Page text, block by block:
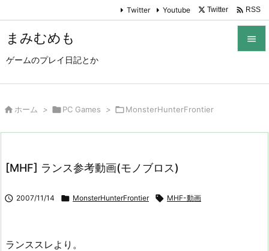
まみむめも
ゲームのプレイ日記とか

Twitter Youtube Twitter  RSS
 ホーム > PC Games > MonsterHunterFrontier
[MHF] ランス参考動画(モノブロス)
 2007/11/14  MonsterHunterFrontier  MHF-動画
ランススレより。